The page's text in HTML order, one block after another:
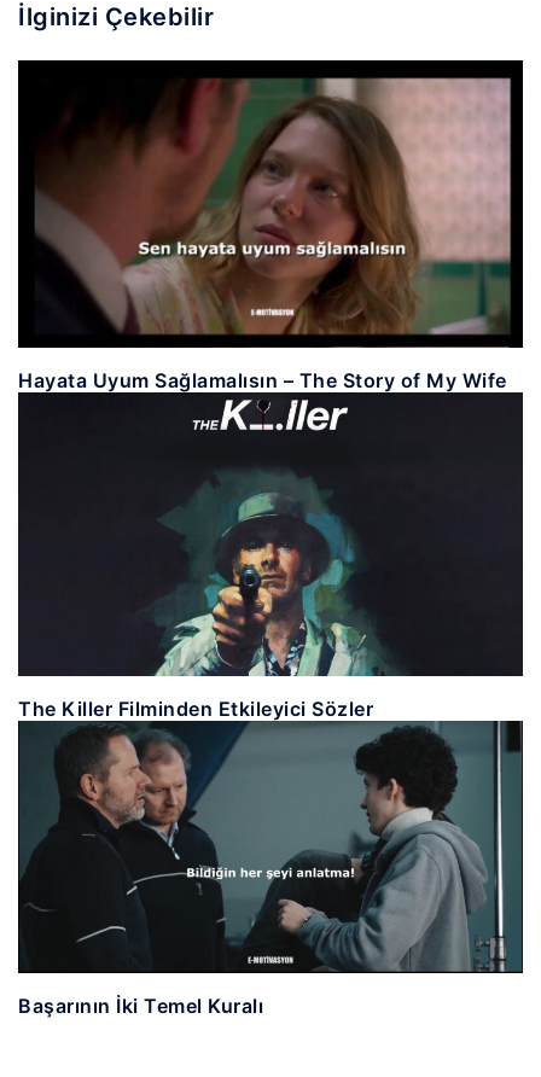
İlginizi Çekebilir
Hayata Uyum Sağlamalısın – The Story of My Wife
The Killer Filminden Etkileyici Sözler
Başarının İki Temel Kuralı